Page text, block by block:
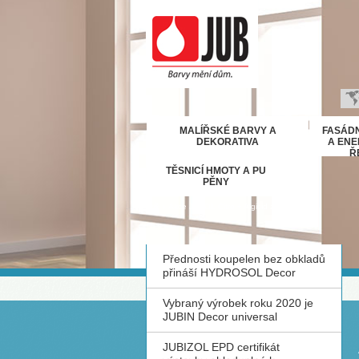
MALÍŘSKÉ BARVY A
DEKORATIVA
A
TĚSNICÍ HMOTY A PU
PĚNY
Akce JUPOL Citro + Algicid zdarma
Přednosti koupelen bez obkladů
přináší HYDROSOL Decor
Vybraný výrobek roku 2020 je
JUBIN Decor universal
JUBIZOL EPD certifikát